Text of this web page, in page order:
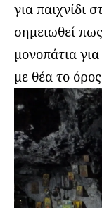
για παιχνίδι
σημειωθεί
μονοπάτια
με θέα το